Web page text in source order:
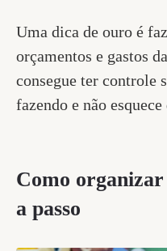
Uma dica de ouro é
orçamentos e gastos
consegue ter controle
fazendo e não
Como
a passo